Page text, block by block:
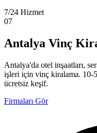
7/24 Hizmet
07
Antalya Vinç
Antalya'da otel inşaatları,
işleri için vinç kiralama. 10-
ücretsiz keşif.
Firmaları Gör